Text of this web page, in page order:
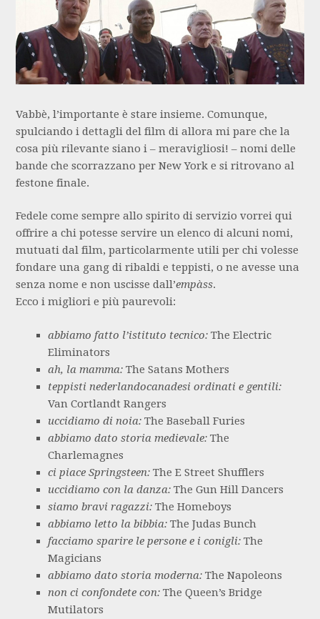
Vabbè, l’importante è stare insieme. Comunque,
spulciando i dettagli del film di allora mi pare che la
cosa più rilevante siano i – meravigliosi! – nomi delle
bande che scorrazzano per New York e si ritrovano al
festone finale.
Fedele come sempre allo spirito di servizio vorrei qui
offrire a chi potesse servire un elenco di alcuni nomi,
mutuati dal film, particolarmente utili per chi volesse
fondare una gang di ribaldi e teppisti, o ne avesse una
senza nome e non uscisse dall’empàss.
Ecco i migliori e più paurevoli:
abbiamo fatto l’istituto tecnico:The Electric
Eliminators
ah, la mamma:The Satans Mothers
teppisti nederlandocanadesi ordinati e gentili:
Van Cortlandt Rangers
uccidiamo di noia:The Baseball Furies
abbiamo dato storia medievale:The
Charlemagnes
ci piace Springsteen:The E Street Shufflers
uccidiamo con la danza:The Gun Hill Dancers
siamo bravi ragazzi:The Homeboys
abbiamo letto la bibbia:The Judas Bunch
facciamo sparire le persone e i conigli:The
Magicians
abbiamo dato storia moderna:The Napoleons
non ci confondete con:The Queen’s Bridge
Mutilators